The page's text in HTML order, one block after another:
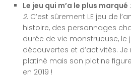
Le jeu qui m’a le plus marqué :
2. C’est sûrement LE jeu de
histoire, des personnages
durée de vie monstrueuse, le
découvertes et d’activités. Je
platiné mais son platine
en 2019 !